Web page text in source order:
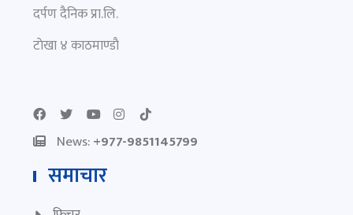
दर्पण दैनिक प्रा.लि.
टाेखा ४ काठमाण्डाै
News:+977-9851145799
समाचार